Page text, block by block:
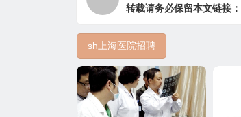
转载请务必保留本文链接：
sh上海医院招聘